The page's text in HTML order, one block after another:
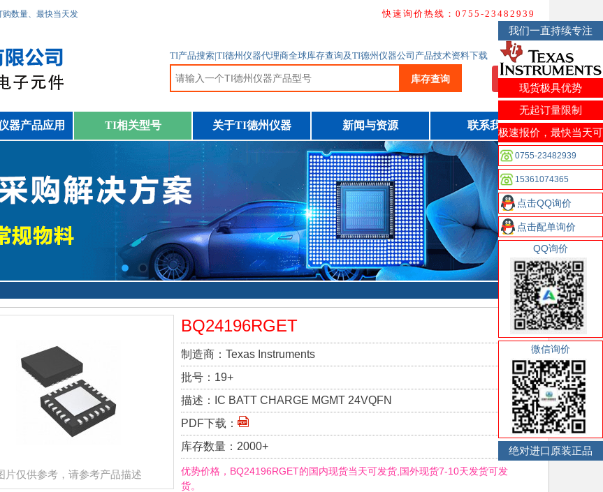
数量、最快当天发 快速询价热线：0755-23482939
TI产品搜索|TI德州仪器代理商全球库存查询及TI德州仪器公司产品技术资料下载
库存查询 我要询价
器产品应用 TI相关型号 关于TI德州仪器 新闻与资源 联系我们
片仅供参考，请参考产品描述
BQ24196RGET
制造商： Texas Instruments
批号： 19+
描述：
IC BATT CHARGE MGMT 24VQFN
PDF下载：
库存数量： 2000+
优势价格，BQ24196RGET的国内现货当天可发货,国外现货7-10天发货可发
货。
我们一直持续专注
现货极具优势
无起订量限制
极速报价，最快当天可
以发货
0755-23482939
15361074365
点击QQ询价
点击配单询价
QQ询价
微信询价
绝对进口原装正品